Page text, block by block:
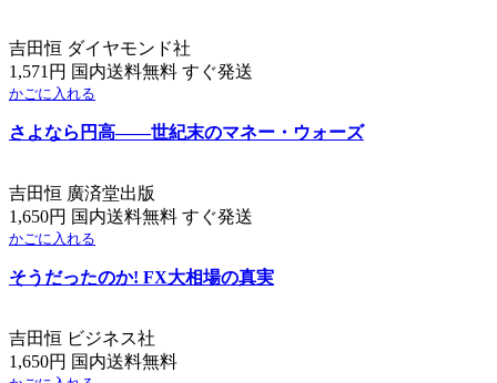
吉田恒 ダイヤモンド社
1,571円 国内送料無料 すぐ発送
かごに入れる
さよなら円高――世紀末のマネー・ウォーズ
吉田恒 廣済堂出版
1,650円 国内送料無料 すぐ発送
かごに入れる
そうだったのか! FX大相場の真実
吉田恒 ビジネス社
1,650円 国内送料無料